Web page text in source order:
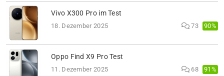
Vivo X300 Pro im Test
18. Dezember 2025 73 90%
Oppo Find X9 Pro Test
11. Dezember 2025 68 91%